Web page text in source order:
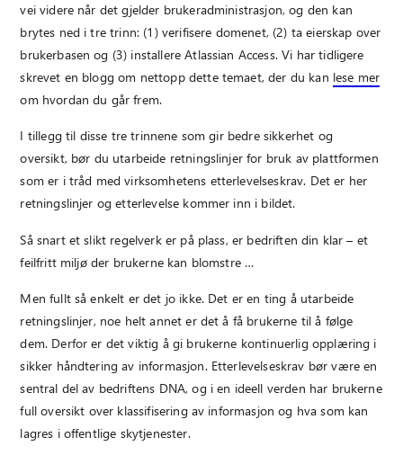
vei videre når det gjelder brukeradministrasjon, og den kan
brytes ned i tre trinn: (1) verifisere domenet, (2) ta eierskap over
brukerbasen og (3) installere Atlassian Access. Vi har tidligere
skrevet en blogg om nettopp dette temaet, der du kan lese mer
om hvordan du går frem.
I tillegg til disse tre trinnene som gir bedre sikkerhet og
oversikt, bør du utarbeide retningslinjer for bruk av plattformen
som er i tråd med virksomhetens etterlevelseskrav. Det er her
retningslinjer og etterlevelse kommer inn i bildet.
Så snart et slikt regelverk er på plass, er bedriften din klar – et
feilfritt miljø der brukerne kan blomstre …
Men fullt så enkelt er det jo ikke. Det er en ting å utarbeide
retningslinjer, noe helt annet er det å få brukerne til å følge
dem. Derfor er det viktig å gi brukerne kontinuerlig opplæring i
sikker håndtering av informasjon. Etterlevelseskrav bør være en
sentral del av bedriftens DNA, og i en ideell verden har brukerne
full oversikt over klassifisering av informasjon og hva som kan
lagres i offentlige skytjenester.